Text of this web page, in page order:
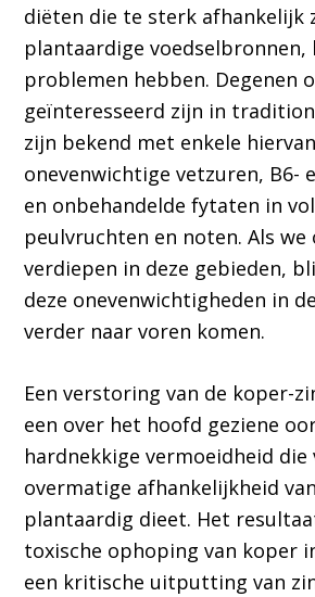
diëten die te sterk afhankelijk
plantaardige voedselbronnen,
problemen hebben. Degenen
geïnteresseerd zijn in
zijn bekend met enkele
onevenwichtige vetzuren, B6-
en onbehandelde fytaten in
peulvruchten en noten. Als we
verdiepen in deze gebieden,
deze onevenwichtigheden in
verder naar voren komen.
Een verstoring van de koper-
een over het hoofd geziene
hardnekkige vermoeidheid
overmatige afhankelijkheid
plantaardig dieet. Het
toxische ophoping van koper
een kritische uitputting van